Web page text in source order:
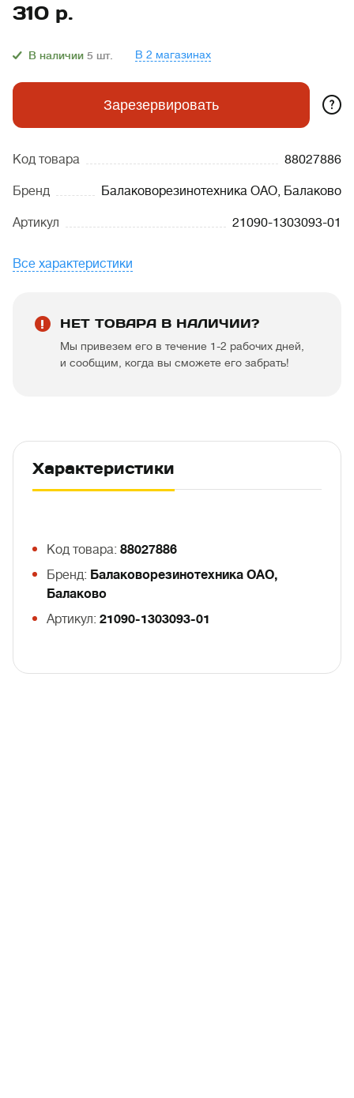
310 р.
В наличии 5 шт. В 2 магазинах
Зарезервировать ?
Код товара 88027886
Бренд Балаковорезинотехника ОАО, Балаково
Артикул 21090-1303093-01
Все характеристики
НЕТ ТОВАРА В НАЛИЧИИ?
Мы привезем его в течение 1-2 рабочих дней,
и сообщим, когда вы сможете его забрать!
Характеристики
Код товара: 88027886
Бренд: Балаковорезинотехника ОАО,
Балаково
Артикул: 21090-1303093-01